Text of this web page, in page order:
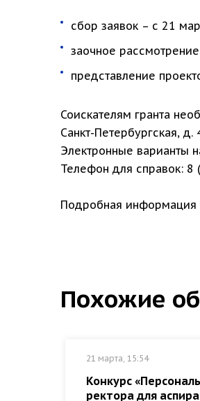
сбор заявок – с 21
заочное
представление
Соискателям гранта
Санкт-Петербургская,
Электронные варианты
Телефон для справок: 8
Подробная информация
Похожие
21 марта, 15:54
Конкурс
ректора для